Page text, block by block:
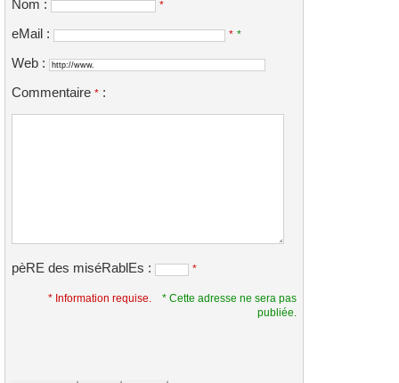
Nom : *
eMail : * *
Web :
Commentaire * :
pèRE des miséRablEs : *
* Information requise.
* Cette adresse ne sera pas
publiée.